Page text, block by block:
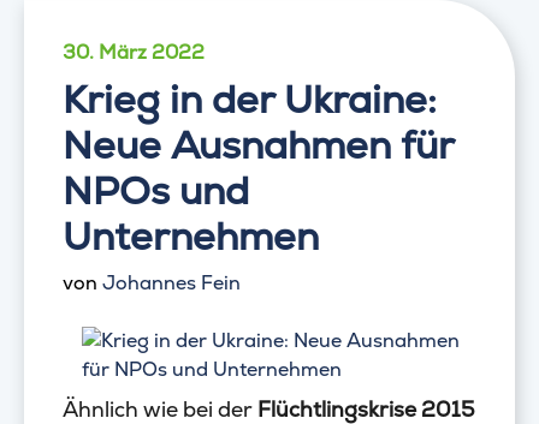
30. März 2022
Krieg in der Ukraine:
Neue Ausnahmen für
NPOs und
Unternehmen
von Johannes Fein
Ähnlich wie bei der Flüchtlingskrise 2015